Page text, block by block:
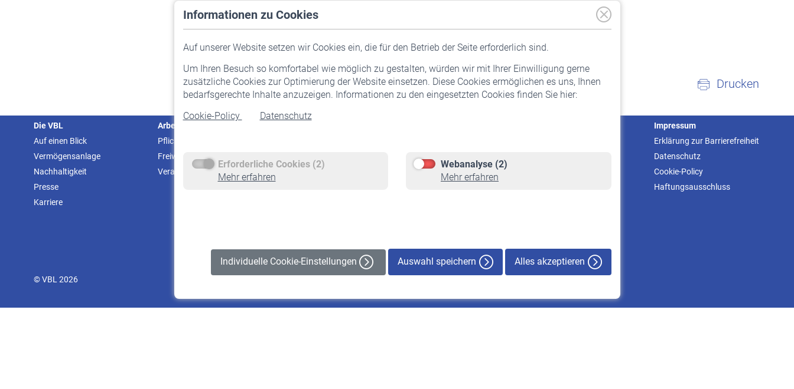
Informationen zu Cookies
Auf unserer Website setzen wir Cookies ein, die für den Betrieb der Seite erforderlich sind.
Um Ihren Besuch so komfortabel wie möglich zu gestalten, würden wir mit Ihrer Einwilligung gerne
zusätzliche Cookies zur Optimierung der Website einsetzen. Diese Cookies ermöglichen es uns, Ihnen
bedarfsgerechte Inhalte anzuzeigen. Informationen zu den eingesetzten Cookies finden Sie hier:
Cookie-Policy
Datenschutz
Erforderliche Cookies (2)
Mehr erfahren
Webanalyse (2)
Mehr erfahren
Individuelle Cookie-Einstellungen Auswahl speichern Alles akzeptieren
Drucken
Die VBL
Auf einen Blick
Vermögensanlage
Nachhaltigkeit
Presse
Karriere
Arbeitgeber
Pflichtversicherung
Freiwillige Versicherung
Veranstaltungen
Staatliche Förderung
Rente beantragen
Rentenauszahlung
Impressum
Erklärung zur Barrierefreiheit
Datenschutz
Cookie-Policy
Haftungsausschluss
© VBL 2026